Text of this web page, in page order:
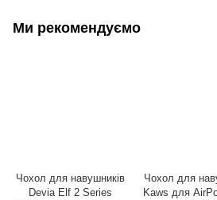
Ми рекомендуємо
Чохол для навушників
Devia Elf 2 Series
Чохол для
Kaws для